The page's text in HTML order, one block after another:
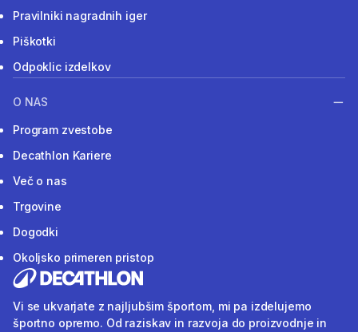
Pravilniki nagradnih iger
Piškotki
Odpoklic izdelkov
O NAS
Program zvestobe
Decathlon Kariere
Več o nas
Trgovine
Dogodki
Okoljsko primeren pristop
Vi se ukvarjate z najljubšim športom, mi pa izdelujemo
športno opremo. Od raziskav in razvoja do proizvodnje in